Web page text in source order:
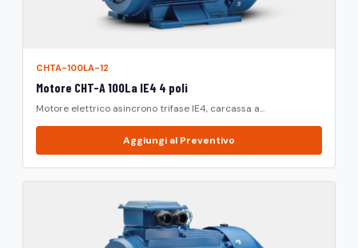
CHTA-100LA-12
Motore CHT-A 100La IE4 4 poli
Motore elettrico asincrono trifase IE4, carcassa a...
Aggiungi al Preventivo